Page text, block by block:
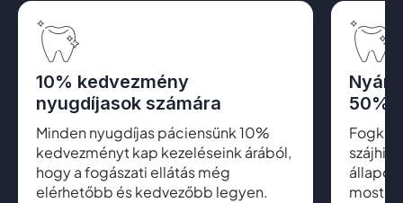
10% kedvezmény
nyugdíjasok számára
Minden nyugdíjas páciensünk 10%
kedvezményt kap kezeléseink árából,
hogy a fogászati ellátás még
elérhetőbb és kedvezőbb legyen.
Nyári
50%
Fogkő
most